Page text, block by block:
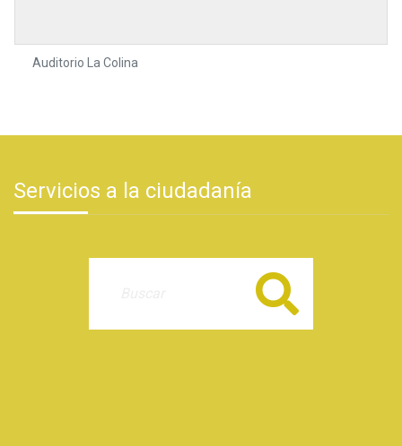
Auditorio La Colina
Servicios a la ciudadanía
Buscar